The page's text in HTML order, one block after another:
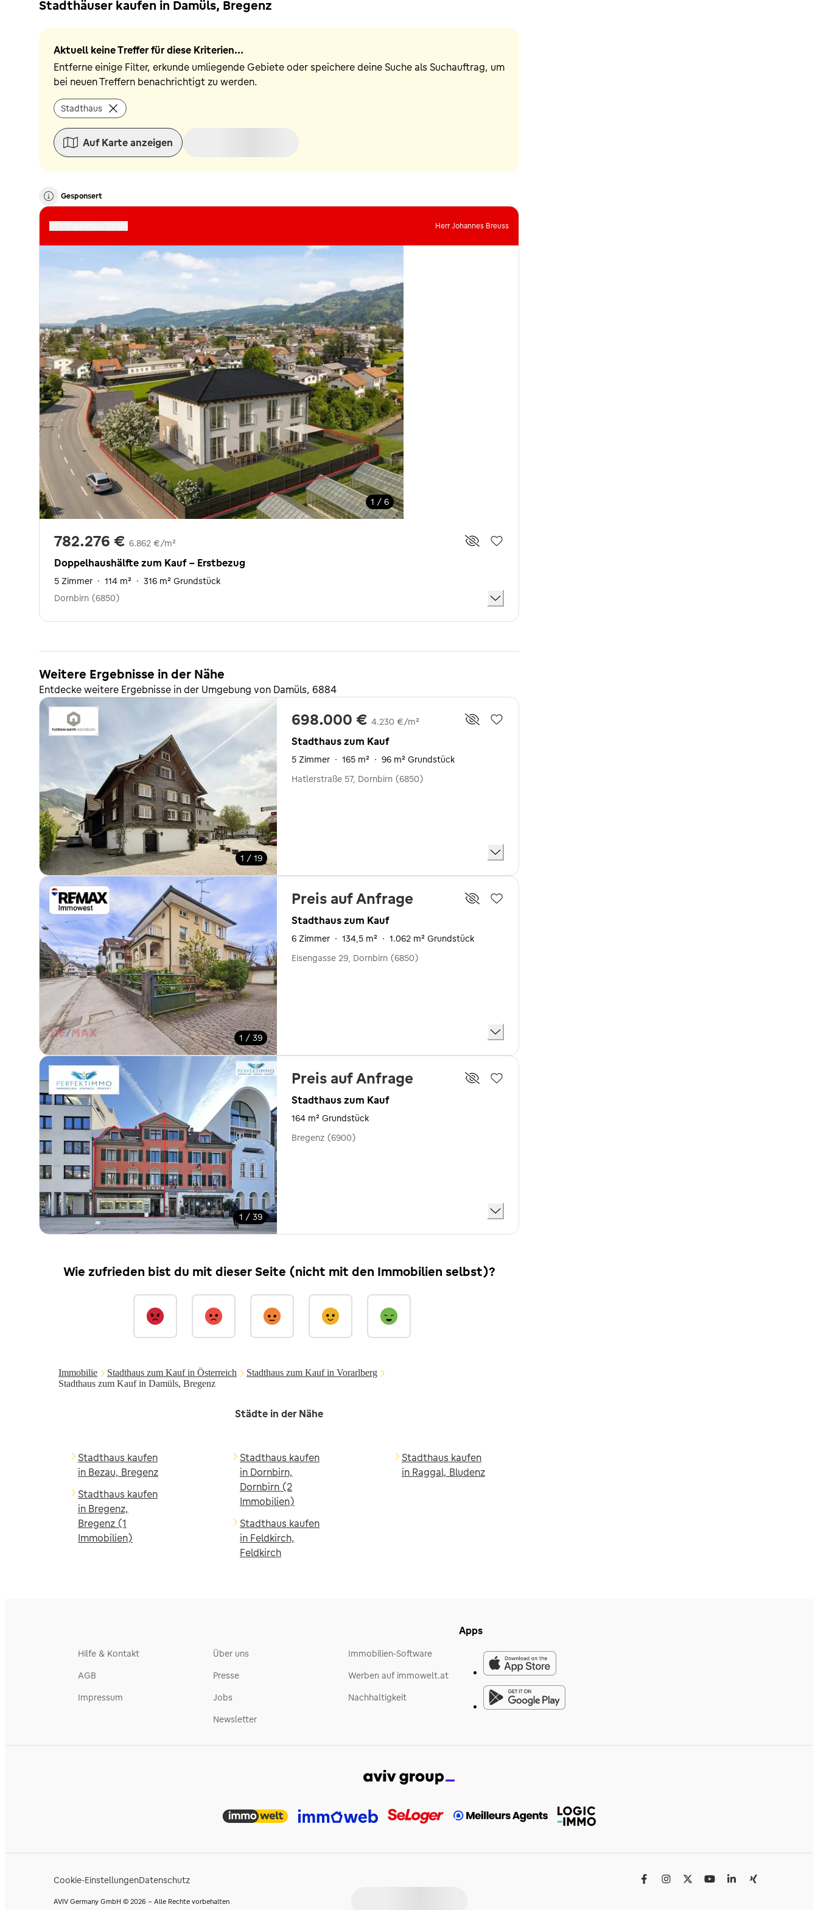
Stadthäuser kaufen in Damüls, Bregenz
Aktuell keine Treffer für diese Kriterien...
Entferne einige Filter, erkunde umliegende Gebiete oder speichere deine Suche als Suchauftrag, um
bei neuen Treffern benachrichtigt zu werden.
Stadthaus
Auf Karte anzeigen
Gesponsert
Herr Johannes Breuss
1 / 6
782.276 € 6.862 €/m²
Doppelhaushälfte zum Kauf - Erstbezug
5 Zimmer · 114 m² · 316 m² Grundstück
Dornbirn (6850)
Weitere Ergebnisse in der Nähe
Entdecke weitere Ergebnisse in der Umgebung von Damüls, 6884
1 / 19
698.000 € 4.230 €/m²
Stadthaus zum Kauf
5 Zimmer · 165 m² · 96 m² Grundstück
Hatlerstraße 57, Dornbirn (6850)
1 / 39
Preis auf Anfrage
Stadthaus zum Kauf
6 Zimmer · 134,5 m² · 1.062 m² Grundstück
Eisengasse 29, Dornbirn (6850)
1 / 39
Preis auf Anfrage
Stadthaus zum Kauf
164 m² Grundstück
Bregenz (6900)
Wie zufrieden bist du mit dieser Seite (nicht mit den Immobilien selbst)?
Immobilie Stadthaus zum Kauf in Österreich
Stadthaus zum Kauf in Vorarlberg
Stadthaus zum Kauf in Damüls, Bregenz
Städte in der Nähe
Stadthaus kaufen
in Bezau, Bregenz
Stadthaus kaufen
in Bregenz,
Bregenz (1
Immobilien)
Stadthaus kaufen
in Dornbirn,
Dornbirn (2
Immobilien)
Stadthaus kaufen
in Feldkirch,
Feldkirch
Stadthaus kaufen
in Raggal, Bludenz
Hilfe & Kontakt
AGB
Impressum
Über uns
Presse
Jobs
Newsletter
Immobilien-Software
Werben auf immowelt.at
Nachhaltigkeit
Apps
Cookie-EinstellungenDatenschutz
AVIV Germany GmbH © 2026 - Alle Rechte vorbehalten